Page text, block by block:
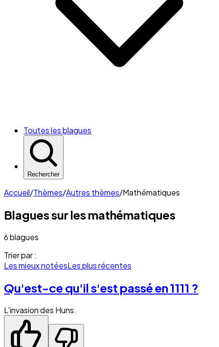
Toutes les blagues
Rechercher
Accueil/Thèmes/Autres thèmes/Mathématiques
Blagues sur lesmathématiques
6 blagues
Trier par :
Les mieux notéesLes plus récentes
Qu'est-ce qu'il s'est passé en 1111 ?
L'invasion des Huns.